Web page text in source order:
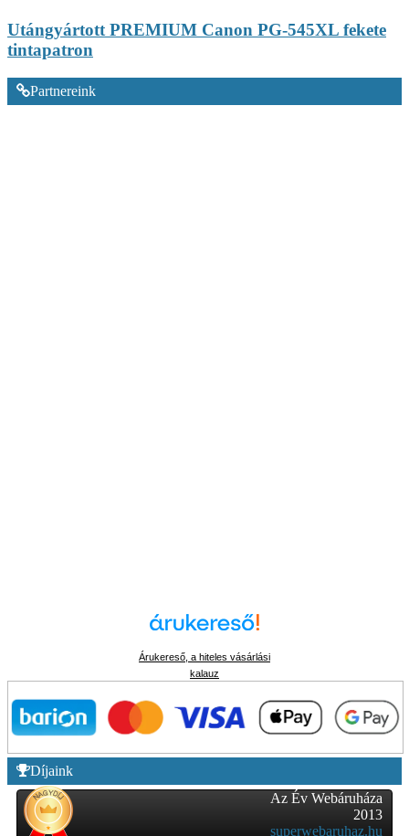
Utángyártott PREMIUM Canon PG-545XL fekete
tintapatron
Partnereink
Árukereső, a hiteles vásárlási
kalauz
Díjaink
Az Év Webáruháza
2013
superwebaruhaz.hu